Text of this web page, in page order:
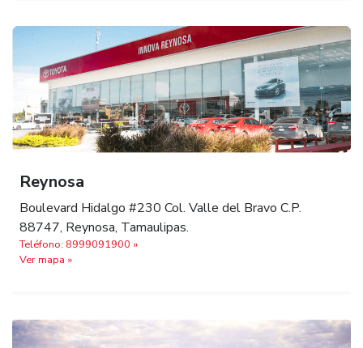
Reynosa
Boulevard Hidalgo #230 Col. Valle del Bravo C.P.
88747, Reynosa, Tamaulipas.
Teléfono: 8999091900 »
Ver mapa »